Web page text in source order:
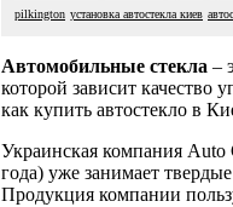
pilkington установка автостекла киев
Автомобильные стекла –
которой зависит качество
как купить автостекло в
Украинская компания Auto
года) уже занимает
Продукция компании